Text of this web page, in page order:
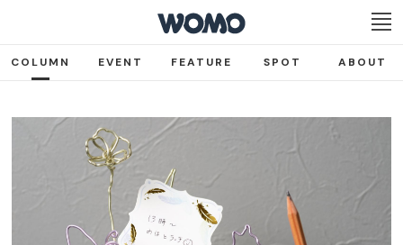
COLUMN EVENT FEATURE SPOT ABOUT